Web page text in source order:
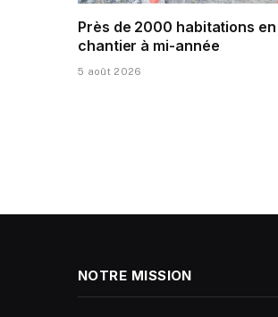
Près de 2000 habitations en
chantier à mi-année
5 août 2026
NOTRE MISSION